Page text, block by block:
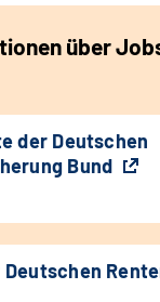
über
der Deutschen
Bund